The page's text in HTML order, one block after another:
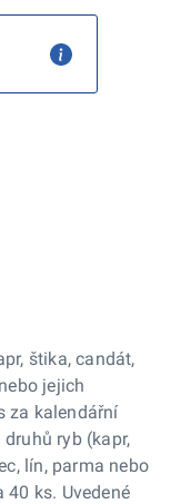
štika, candát,
jejich
za kalendářní
ryb (kapr,
lín, parma nebo
ks. Uvedené